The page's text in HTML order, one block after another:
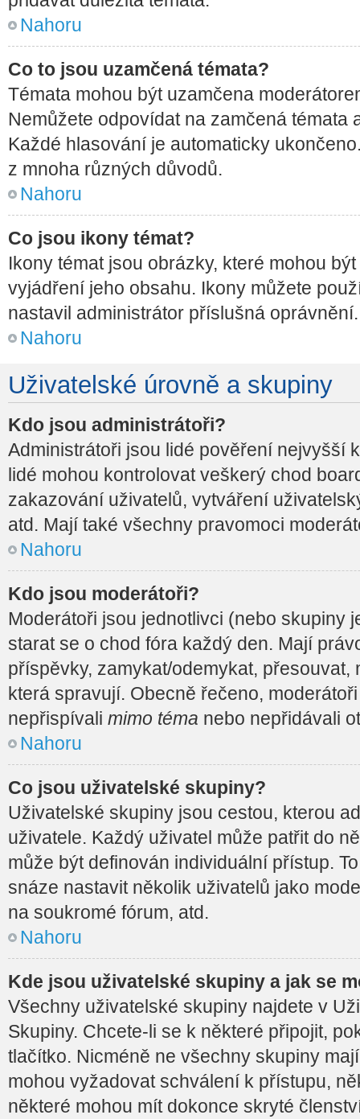
Nahoru
Co to jsou uzamčená témata?
Témata mohou být uzamčena
Nemůžete odpovídat na zamčená témata
Každé hlasování je automaticky
z mnoha různých důvodů.
Nahoru
Co jsou ikony témat?
Ikony témat jsou obrázky, které mohou
vyjádření jeho obsahu. Ikony můžete
nastavil administrátor příslušná oprávnění.
Nahoru
Uživatelské úrovně a skupiny
Kdo jsou administrátoři?
Administrátoři jsou lidé pověření nejvyšší
lidé mohou kontrolovat veškerý chod
zakazování uživatelů, vytváření
atd. Mají také všechny pravomoci
Nahoru
Kdo jsou moderátoři?
Moderátoři jsou jednotlivci (nebo skupiny
starat se o chod fóra každý den. Mají
příspěvky, zamykat/odemykat, přesouvat,
která spravují. Obecně řečeno,
nepřispívali mimo téma nebo nepřidávali
Nahoru
Co jsou uživatelské skupiny?
Uživatelské skupiny jsou cestou, kterou
uživatele. Každý uživatel může patřit do
může být definován individuální přístup.
snáze nastavit několik uživatelů jako
na soukromé fórum, atd.
Nahoru
Kde jsou uživatelské skupiny a jak se
Všechny uživatelské skupiny najdete v
Skupiny. Chcete-li se k některé připojit,
tlačítko. Nicméně ne všechny skupiny
mohou vyžadovat schválení k přístupu,
některé mohou mít dokonce skryté